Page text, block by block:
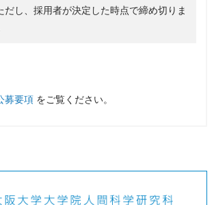
だし、採用者が決定した時点で締め切りま
募要項 をご覧ください。